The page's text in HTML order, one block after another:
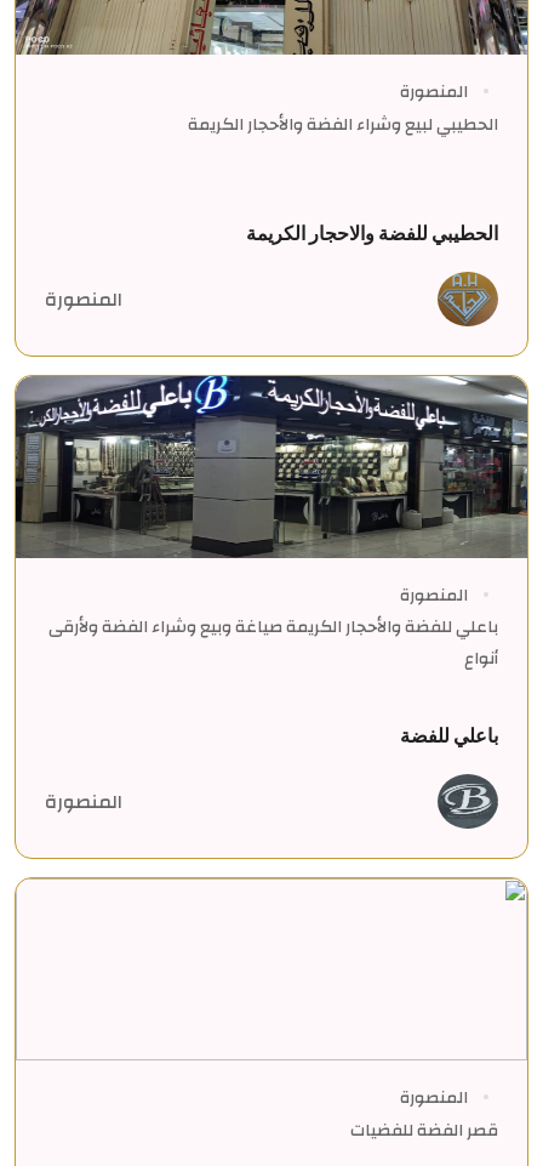
المنصورة
الحطيبي لبيع وشراء الفضة والأحجار الكريمة
الحطيبي للفضة والاحجار الكريمة
المنصورة
المنصورة
باعلي للفضة والأحجار الكريمة صياغة وبيع وشراء الفضة ولأرقى
أنواع
باعلي للفضة
المنصورة
المنصورة
قصر الفضة للفضيات